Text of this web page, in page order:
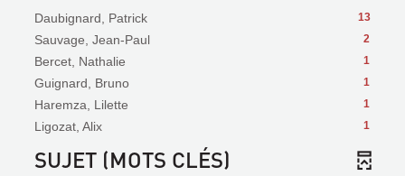
13
Daubignard, Patrick
2
Sauvage, Jean-Paul
1
Bercet, Nathalie
1
Guignard, Bruno
1
Haremza, Lilette
1
Ligozat, Alix
SUJET (MOTS CLÉS)